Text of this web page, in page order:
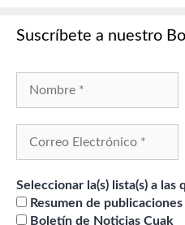
Suscríbete a nuestro
Seleccionar la(s) lista(s) a
Resumen de
Boletín de Noticias Cuak